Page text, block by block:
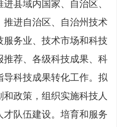
进县域内国家、自治区 、
推进自治区、自治州技术
务业、技术市场和科技
推荐、各级科技成果、科
科技成果转化工作。拟
政策，组织实施科技人
队伍建设。 培育和服务